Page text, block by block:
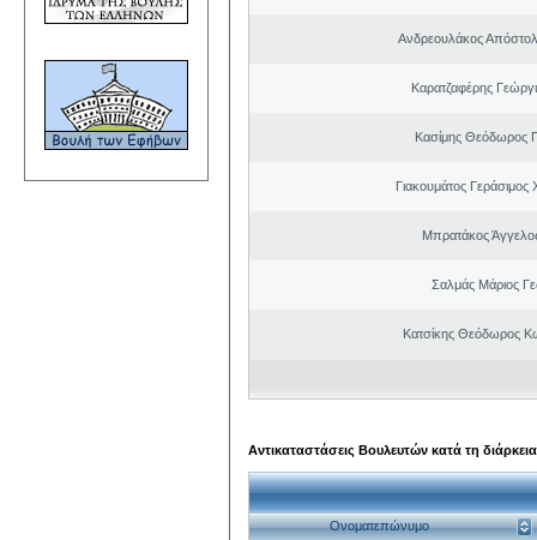
Ανδρεουλάκος
Καρατζαφέρης
Κασίμης Θεόδωρος
Γιακουμάτος
Μπρατάκος
Σαλμάς Μάριος
Κατσίκης Θεόδωρος
Αντικαταστάσεις Βουλευτών κατά τη
Ονοματεπώνυμο